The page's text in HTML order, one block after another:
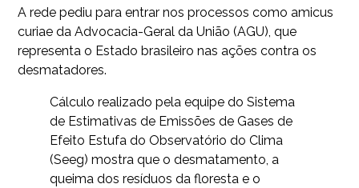
A rede pediu para entrar nos processos como amicus
curiae da Advocacia-Geral da União (AGU), que
representa o Estado brasileiro nas ações contra os
desmatadores.
Cálculo realizado pela equipe do Sistema
de Estimativas de Emissões de Gases de
Efeito Estufa do Observatório do Clima
(Seeg) mostra que o desmatamento, a
queima dos resíduos da floresta e o